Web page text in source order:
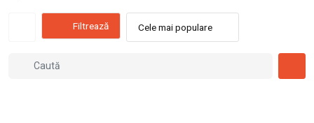
Filtrează Cele mai populare